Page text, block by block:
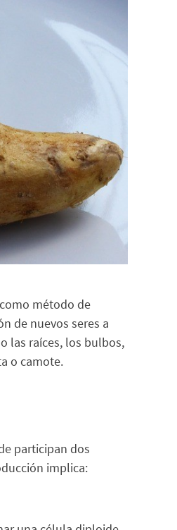
método de
de nuevos seres a
las raíces, los bulbos,
o camote.
participan dos
implica: